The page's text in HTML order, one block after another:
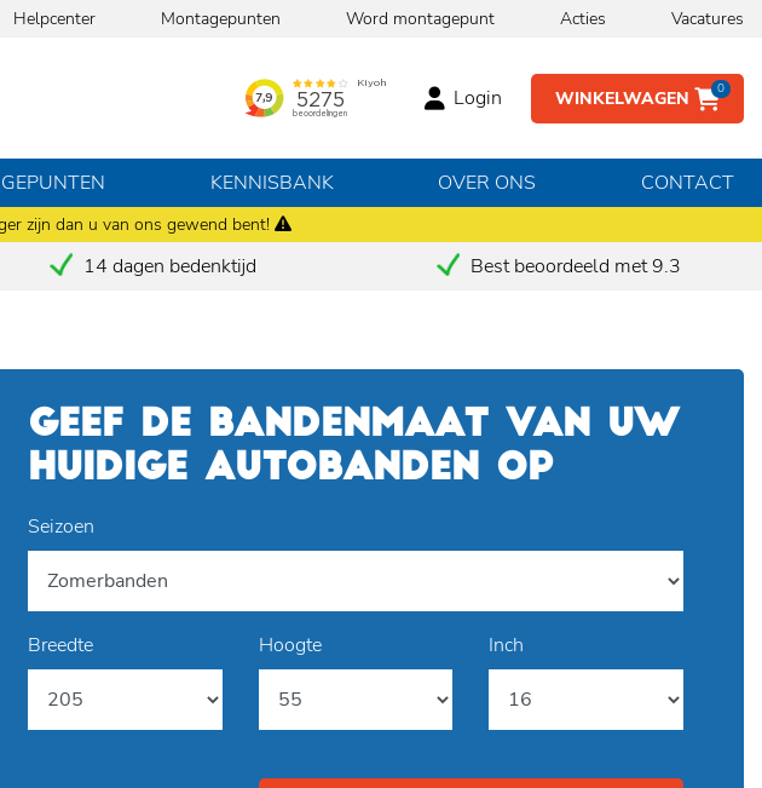
zijn dan u van ons gewend bent!
Helpcenter Montagepunten Word montagepunt Acties Vacatures
WINKELWAGEN 0
Login
KENNISBANK OVER ONS CONTACT
14 dagen bedenktijd
Best beoordeeld met 9.3
GEEF DE BANDENMAAT VAN UW
HUIDIGE AUTOBANDEN OP
Seizoen
Breedte Hoogte Inch